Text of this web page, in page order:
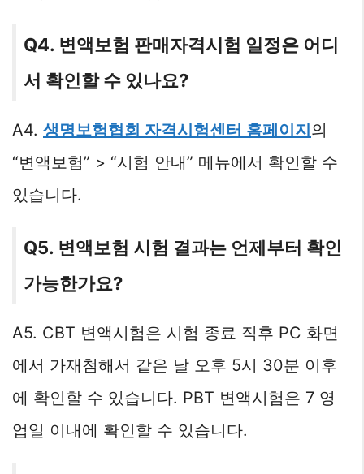
Q4. 변액보험 판매자격시험 일정은 어디
서 확인할 수 있나요?
A4. 생명보험협회 자격시험센터 홈페이지의
“변액보험” > “시험 안내” 메뉴에서 확인할 수
있습니다.
Q5. 변액보험 시험 결과는 언제부터 확인
가능한가요?
A5. CBT 변액시험은 시험 종료 직후 PC 화면
에서 가재첨해서 같은 날 오후 5시 30분 이후
에 확인할 수 있습니다. PBT 변액시험은 7 영
업일 이내에 확인할 수 있습니다.